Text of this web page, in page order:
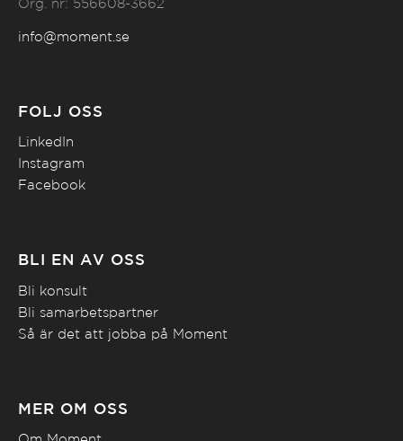
Org. nr: 556608-3662
info@moment.se
FÖLJ OSS
LinkedIn
Instagram
Facebook
BLI EN AV OSS
Bli konsult
Bli samarbetspartner
Så är det att jobba på Moment
MER OM OSS